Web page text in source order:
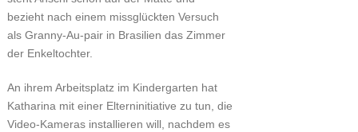
bezieht nach einem missglückten Versuch
als Granny-Au-pair in Brasilien das Zimmer
der Enkeltochter.
An ihrem Arbeitsplatz im Kindergarten hat
Katharina mit einer Elterninitiative zu tun, die
Video-Kameras installieren will, nachdem es